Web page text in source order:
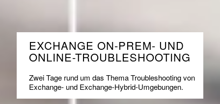
EXCHANGE ON-PREM- UND
ONLINE-TROUBLESHOOTING
Zwei Tage rund um das Thema Troubleshooting von
Exchange- und Exchange-Hybrid-Umgebungen.